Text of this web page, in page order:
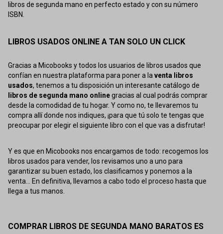
libros de segunda mano en perfecto estado y con su número
ISBN.
LIBROS USADOS ONLINE A TAN SOLO UN CLICK
Gracias a Micobooks y todos los usuarios de libros usados que
confían en nuestra plataforma para poner a laventa libros
usados, tenemos a tu disposición un interesante catálogo de
libros de segunda mano onlinegracias al cual podrás comprar
desde la comodidad de tu hogar. Y como no, te llevaremos tu
compra allí donde nos indiques, ¡para que tú solo te tengas que
preocupar por elegir el siguiente libro con el que vas a disfrutar!
Y es que en Micobooks nos encargamos de todo: recogemos los
libros usados para vender, los revisamos uno a uno para
garantizar su buen estado, los clasificamos y ponemos a la
venta... En definitiva, llevamos a cabo todo el proceso hasta que
llega a tus manos.
COMPRAR LIBROS DE SEGUNDA MANO BARATOS ES